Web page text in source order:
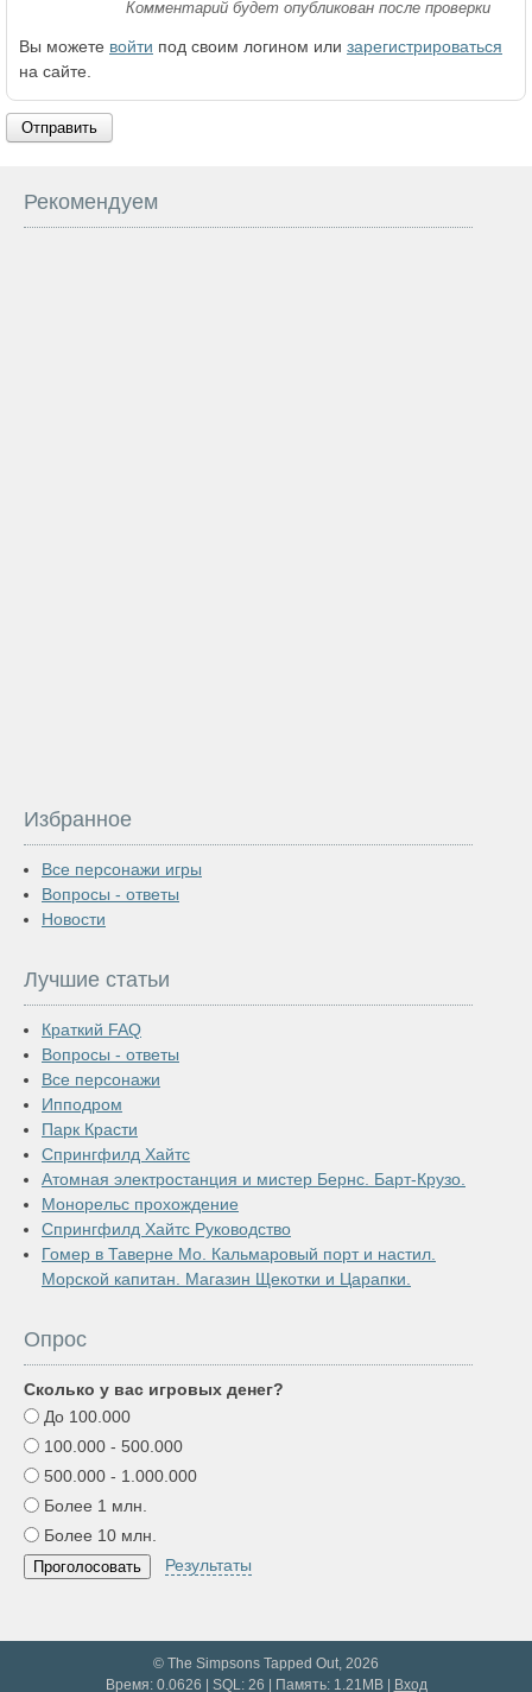
Комментарий будет опубликован после проверки
Вы можете войти под своим логином или зарегистрироваться
на сайте.
Отправить
Рекомендуем
Избранное
Все персонажи игры
Вопросы - ответы
Новости
Лучшие статьи
Краткий FAQ
Вопросы - ответы
Все персонажи
Ипподром
Парк Красти
Спрингфилд Хайтс
Атомная электростанция и мистер Бернс. Барт-Крузо.
Монорельс прохождение
Спрингфилд Хайтс Руководство
Гомер в Таверне Мо. Кальмаровый порт и настил.
Морской капитан. Магазин Щекотки и Царапки.
Опрос
Сколько у вас игровых денег?
До 100.000
100.000 - 500.000
500.000 - 1.000.000
Более 1 млн.
Более 10 млн.
Результаты
© The Simpsons Tapped Out, 2026
Время: 0.0626 | SQL: 26 | Память: 1.21MB| Вход